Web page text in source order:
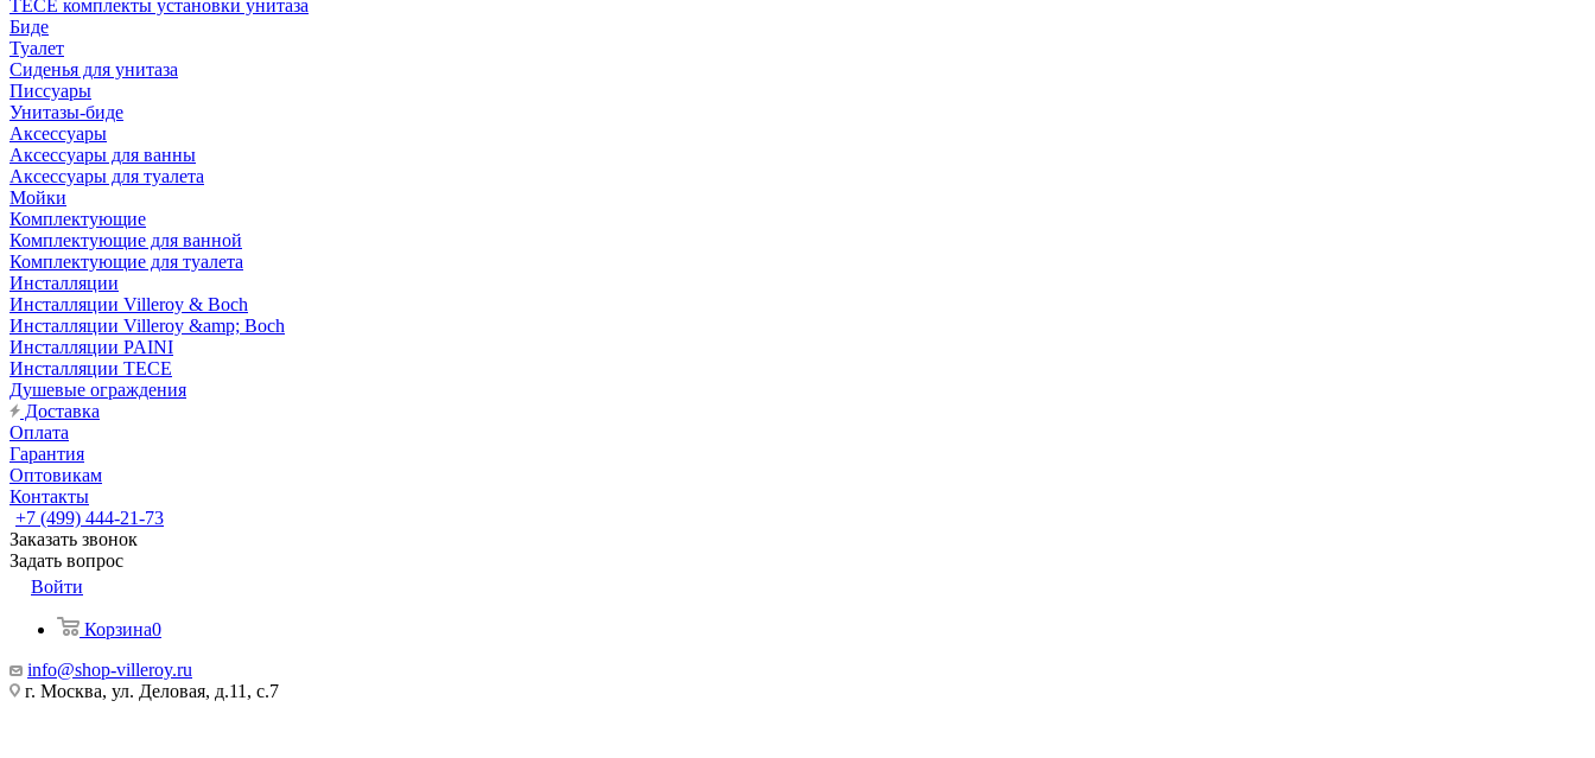
TECE комплекты установки унитаза
Биде
Туалет
Сиденья для унитаза
Писсуары
Унитазы-биде
Аксессуары
Аксессуары для ванны
Аксессуары для туалета
Мойки
Комплектующие
Комплектующие для ванной
Комплектующие для туалета
Инсталляции
Инсталляции Villeroy & Boch
Инсталляции Villeroy &amp; Boch
Инсталляции PAINI
Инсталляции TECE
Душевые ограждения
Доставка
Оплата
Гарантия
Оптовикам
Контакты
+7 (499) 444-21-73
Заказать звонок
Задать вопрос
Войти
Корзина0
info@shop-villeroy.ru
г. Москва, ул. Деловая, д.11, с.7